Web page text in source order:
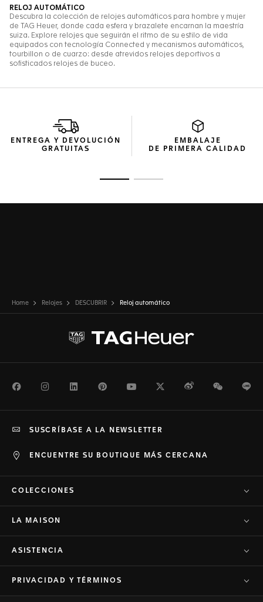
ENTREGA Y DEVOLUCIÓN
GRATUITAS
EMBALAJE
DE PRIMERA CALIDAD
Home Relojes DESCUBRIR Reloj automático
FacebookInstagramLinkedInPinterestYoutubeTwitterWeiboWeChat
ENCUENTRE SU BOUTIQUE MÁS CERCANA
SUSCRÍBASE A LA NEWSLETTER
COLECCIONES
LA MAISON
ASISTENCIA
PRIVACIDAD Y TÉRMINOS